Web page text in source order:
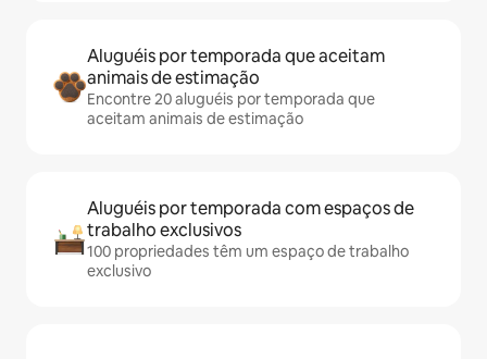
Aluguéis por temporada que aceitam
animais de estimação
Encontre 20 aluguéis por temporada que
aceitam animais de estimação
Aluguéis por temporada com espaços de
trabalho exclusivos
100 propriedades têm um espaço de trabalho
exclusivo